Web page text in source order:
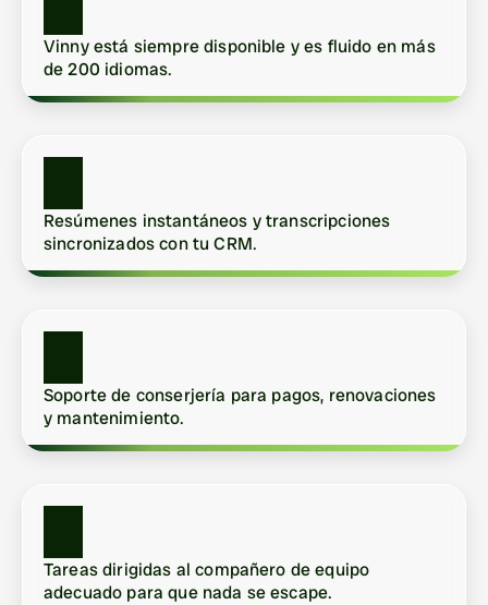
Vinny está siempre disponible y es fluido en más
de 200 idiomas.
Resúmenes instantáneos y transcripciones
sincronizados con tu CRM.
Soporte de conserjería para pagos, renovaciones
y mantenimiento.
Tareas dirigidas al compañero de equipo
adecuado para que nada se escape.